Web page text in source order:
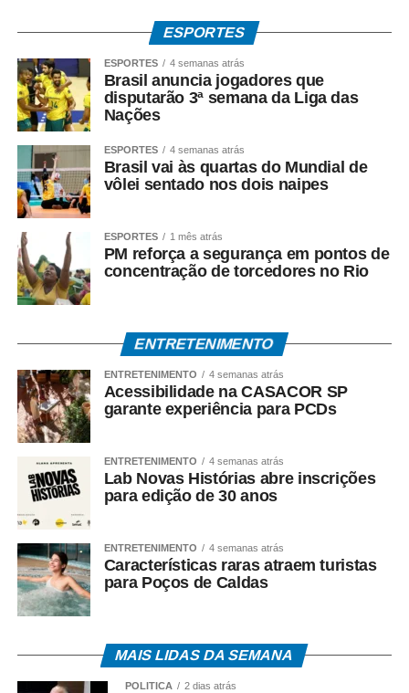
Em manifestações públicas, o ex-governador afirma que
respaldo técnico e jurídico, e sustenta que a investigação
esclarecerá a regularidade dos atos praticados durante
sua gestão. Mendes também atribui as acusações ao
*Investigação continua*
A Polícia Federal prossegue com a coleta de provas e a
Operação Heritage.
A existência da investigação não representa condenação,
e todos os investigados têm assegurados os direitos ao
contraditório, à ampla defesa e à presunção de inocência.
O *Espia News* continuará acompanhando o andamento
do caso e trará novas informações à medida que houver
manifestações oficiais das autoridades e das partes
envolvidas.
COMENTE ABAIXO:
WhatsApp
Facebook
Twitter
Messenger
LinkedIn
Share
ESPORTES
ESPORTES 4 semanas atrás
Brasil anuncia jogadores que
disputarão 3ª semana da Liga das
Nações
ESPORTES 4 semanas atrás
Brasil vai às quartas do Mundial de
vôlei sentado nos dois naipes
ESPORTES 1 mês atrás
PM reforça a segurança em pontos de
concentração de torcedores no Rio
ENTRETENIMENTO
ENTRETENIMENTO 4 semanas atrás
Acessibilidade na CASACOR SP
garante experiência para PCDs
ENTRETENIMENTO 4 semanas atrás
Lab Novas Histórias abre inscrições
para edição de 30 anos
ENTRETENIMENTO 4 semanas atrás
Características raras atraem turistas
para Poços de Caldas
MAIS LIDAS DA SEMANA
POLÍTICA 2 dias atrás